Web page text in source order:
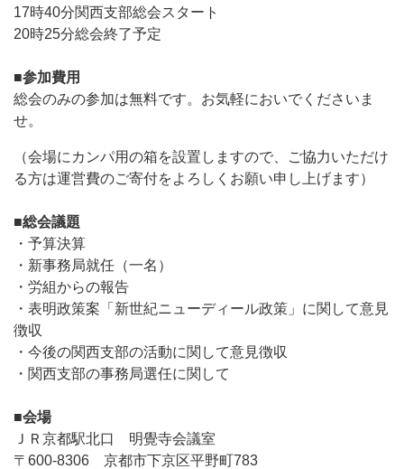
17時40分関西支部総会スタート
20時25分総会終了予定
■参加費用
総会のみの参加は無料です。お気軽においでくださいま
せ。
（会場にカンパ用の箱を設置しますので、ご協力いただけ
る方は運営費のご寄付をよろしくお願い申し上げます）
■総会議題
・予算決算
・新事務局就任（一名）
・労組からの報告
・表明政策案「新世紀ニューディール政策」に関して意見
徴収
・今後の関西支部の活動に関して意見徴収
・関西支部の事務局選任に関して
■会場
ＪＲ京都駅北口 明覺寺会議室
​〒600-8306 京都市下京区平野町783